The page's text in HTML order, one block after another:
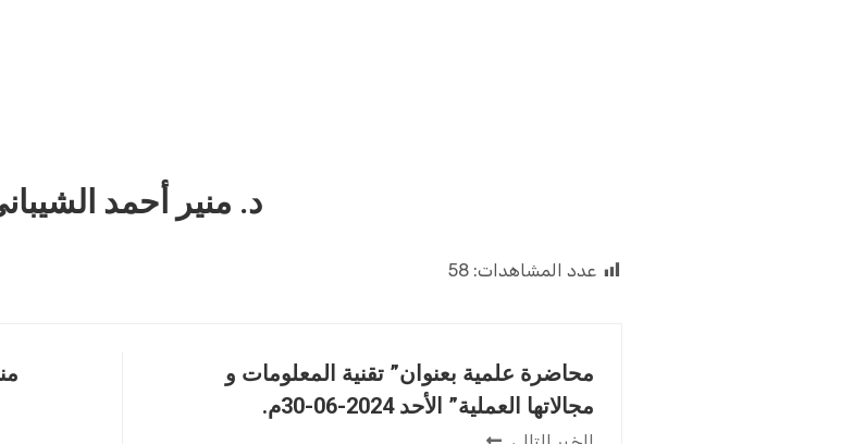
عميد
د. منير أحمد
عدد المشاهدات: 58
محاضرة علمية بعنوان” تقنية المعلومات و
مجالاتها العملية” الأحد 2024-06-30م.